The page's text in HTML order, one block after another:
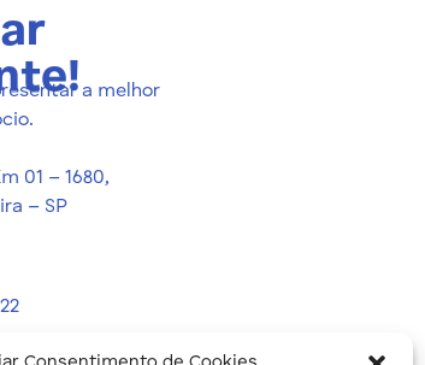
a melhor
01 – 1680,
– SP